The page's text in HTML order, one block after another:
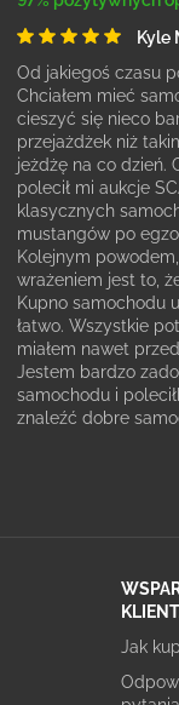
Kyle
Od jakiegoś czasu
Chciałem mieć
cieszyć się nieco
przejażdżek niż
jeżdżę na co dzień.
polecił mi aukcje
klasycznych
mustangów po
Kolejnym
wrażeniem jest to,
Kupno samochodu
łatwo. Wszystkie
miałem nawet
Jestem bardzo
samochodu i
znaleźć dobre
Jak